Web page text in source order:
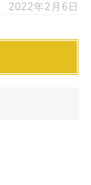
2022年2月6日